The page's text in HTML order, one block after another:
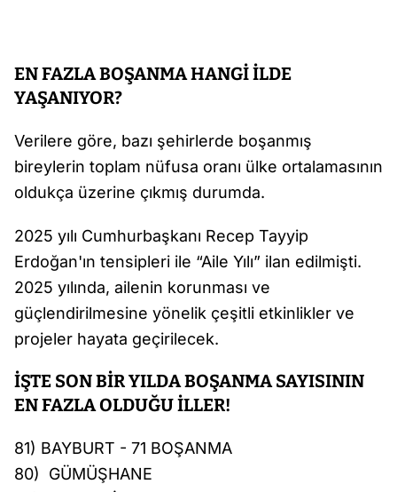
EN FAZLA BOŞANMA HANGİ İLDE
YAŞANIYOR?
Verilere göre, bazı şehirlerde boşanmış
bireylerin toplam nüfusa oranı ülke ortalamasının
oldukça üzerine çıkmış durumda.
2025 yılı Cumhurbaşkanı Recep Tayyip
Erdoğan'ın tensipleri ile “Aile Yılı” ilan edilmişti.
2025 yılında, ailenin korunması ve
güçlendirilmesine yönelik çeşitli etkinlikler ve
projeler hayata geçirilecek.
İŞTE SON BİR YILDA BOŞANMA SAYISININ
EN FAZLA OLDUĞU İLLER!
81) BAYBURT - 71 BOŞANMA
80) GÜMÜŞHANE